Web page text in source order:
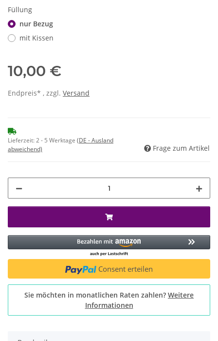
Füllung
nur Bezug
mit Kissen
10,00 €
Endpreis* , zzgl. Versand
Lieferzeit:2 - 5 Werktage (DE - Ausland
abweichend)
Frage zum Artikel
Consent erteilen
Sie möchten in monatlichen Raten zahlen? Weitere
Informationen